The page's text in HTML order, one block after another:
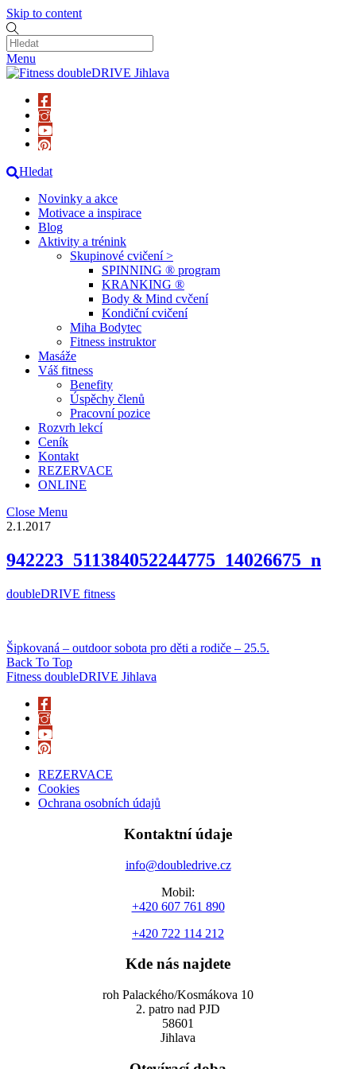
Skip to content
Menu
Hledat
Novinky a akce
Motivace a inspirace
Blog
Aktivity a trénink
Skupinové cvičení >
SPINNING ® program
KRANKING ®
Body & Mind cvčení
Kondiční cvičení
Miha Bodytec
Fitness instruktor
Masáže
Váš fitness
Benefity
Úspěchy členů
Pracovní pozice
Rozvrh lekcí
Ceník
Kontakt
REZERVACE
ONLINE
Close Menu
2.1.2017
942223_511384052244775_14026675_n
doubleDRIVE fitness
Šipkovaná – outdoor sobota pro děti a rodiče – 25.5.
Back To Top
Fitness doubleDRIVE Jihlava
REZERVACE
Cookies
Ochrana osobních údajů
Kontaktní údaje
info@doubledrive.cz
Mobil:
+420 607 761 890
+420 722 114 212
Kde nás najdete
roh Palackého/Kosmákova 10
2. patro nad PJD
58601
Jihlava